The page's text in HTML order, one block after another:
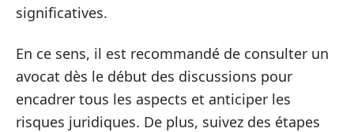
significatives.
En ce sens, il est recommandé de consulter un
avocat dès le début des discussions pour
encadrer tous les aspects et anticiper les
risques juridiques. De plus, suivez des étapes